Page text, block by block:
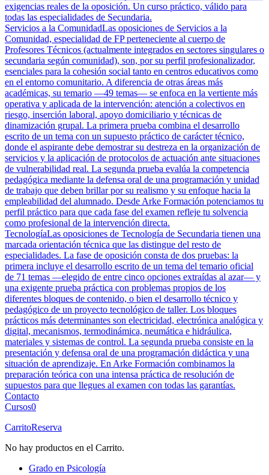
exigencias reales de la oposición. Un curso práctico, válido para
todas las especialidades de Secundaria.
Servicios a la ComunidadLas oposiciones de Servicios a la
Comunidad, especialidad de FP perteneciente al cuerpo de
Profesores Técnicos (actualmente integrados en sectores singulares o
secundaria según comunidad), son, por su perfil profesionalizador,
esenciales para la cohesión social tanto en centros educativos como
en el entorno comunitario. A diferencia de otras áreas más
académicas, su temario —49 temas— se enfoca en la vertiente más
operativa y aplicada de la intervención: atención a colectivos en
riesgo, inserción laboral, apoyo domiciliario y técnicas de
dinamización grupal. La primera prueba combina el desarrollo
escrito de un tema con un supuesto práctico de carácter técnico,
donde el aspirante debe demostrar su destreza en la organización de
servicios y la aplicación de protocolos de actuación ante situaciones
de vulnerabilidad real. La segunda prueba evalúa la competencia
pedagógica mediante la defensa oral de una programación y unidad
de trabajo que deben brillar por su realismo y su enfoque hacia la
empleabilidad del alumnado. Desde Arke Formación potenciamos tu
perfil práctico para que cada fase del examen refleje tu solvencia
como profesional de la intervención directa.
TecnologíaLas oposiciones de Tecnología de Secundaria tienen una
marcada orientación técnica que las distingue del resto de
especialidades. La fase de oposición consta de dos pruebas: la
primera incluye el desarrollo escrito de un tema del temario oficial
de 71 temas —elegido de entre cinco opciones extraídas al azar— y
una exigente prueba práctica con problemas propios de los
diferentes bloques de contenido, o bien el desarrollo técnico y
pedagógico de un proyecto tecnológico de taller. Los bloques
prácticos más determinantes son electricidad, electrónica analógica y
digital, mecanismos, termodinámica, neumática e hidráulica,
materiales y sistemas de control. La segunda prueba consiste en la
presentación y defensa oral de una programación didáctica y una
situación de aprendizaje. En Arke Formación combinamos la
preparación teórica con una intensa práctica de resolución de
supuestos para que llegues al examen con todas las garantías.
Contacto
Cursos0
CarritoReserva
No hay productos en el Carrito.
Grado en Psicología